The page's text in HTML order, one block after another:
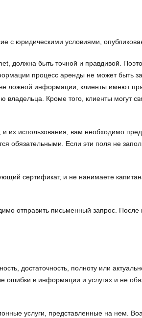
с юридическими условиями,
должна быть точной и правдивой.
процесс аренды не может быть
информации, клиенты имеют
Кроме того, клиенты могут
их использования, вам необходимо
обязательными. Если эти поля не
сертификат, и не нанимаете
отправить письменный запрос. После
достаточность, полноту или
в информации и услугах и не
услуги, представленные на нем.